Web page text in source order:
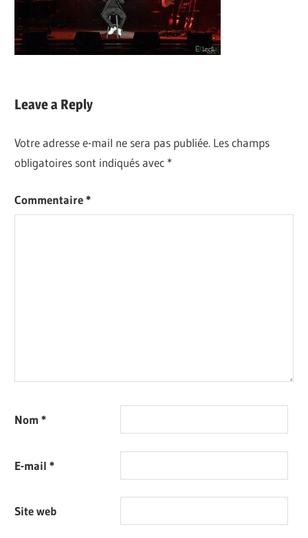
Leave a Reply
Votre adresse e-mail ne sera pas publiée. Les champs
obligatoires sont indiqués avec *
Commentaire*
Nom*
E-mail*
Site web